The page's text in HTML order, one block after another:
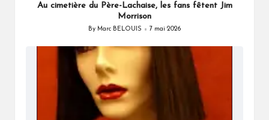
Au cimetière du Père-Lachaise, les fans fêtent Jim
Morrison
Posted
By Marc BELOUIS 7 mai 2026